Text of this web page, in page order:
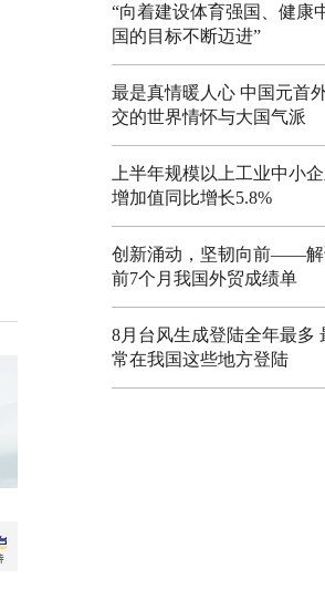
“向着建设体育强国、健康
国的目标不断迈进”
最是真情暖人心 中国元首
交的世界情怀与大国气派
上半年规模以上工业中小
增加值同比增长5.8%
创新涌动，坚韧向前——
前7个月我国外贸成绩单
8月台风生成登陆全年最多
常在我国这些地方登陆